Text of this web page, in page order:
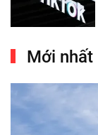
Mới nhất